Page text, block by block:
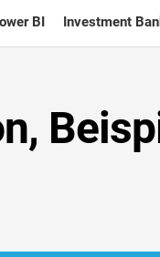
BI Investment